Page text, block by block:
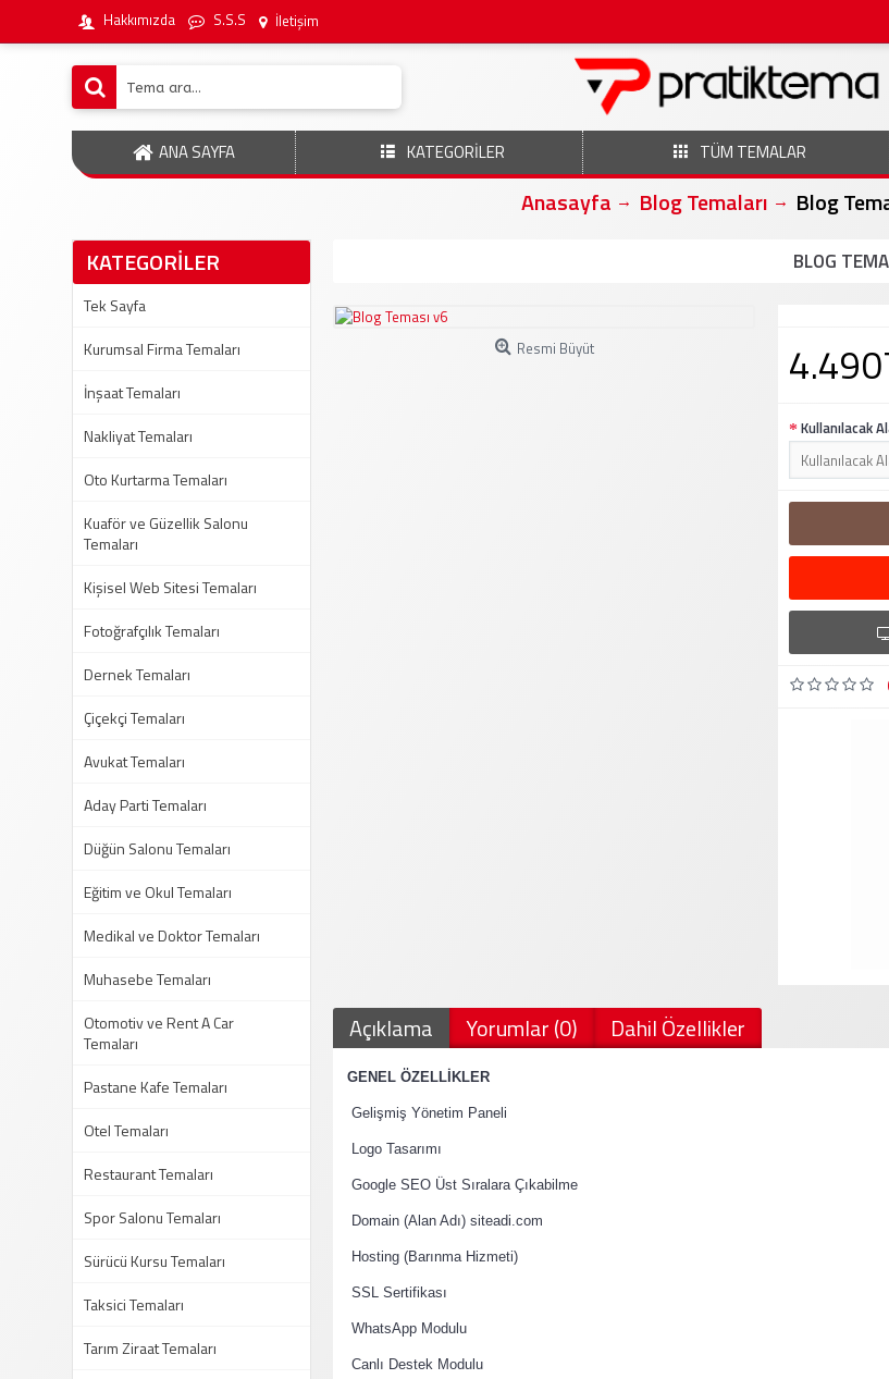
Hakkımızda S.S.S İletişim
ANA SAYFA KATEGORİLER TÜM TEMALAR
Anasayfa Blog Temaları
Blog
KATEGORİLER
Tek Sayfa
Kurumsal Firma Temaları
İnşaat Temaları
Nakliyat Temaları
Oto Kurtarma Temaları
Kuaför ve Güzellik Salonu
Temaları
Kişisel Web Sitesi Temaları
Fotoğrafçılık Temaları
Dernek Temaları
Çiçekçi Temaları
Avukat Temaları
Aday Parti Temaları
Düğün Salonu Temaları
Eğitim ve Okul Temaları
Medikal ve Doktor Temaları
Muhasebe Temaları
Otomotiv ve Rent A Car
Temaları
Pastane Kafe Temaları
Otel Temaları
Restaurant Temaları
Spor Salonu Temaları
Sürücü Kursu Temaları
Taksici Temaları
Tarım Ziraat Temaları
BLOG
Resmi Büyüt
Kullanılacak
Açıklama Yorumlar (0) Dahil Özellikler
GENEL ÖZELLİKLER
Gelişmiş Yönetim Paneli
Logo Tasarımı
Google SEO Üst Sıralara Çıkabilme
Domain (Alan Adı) siteadi.com
Hosting (Barınma Hizmeti)
SSL Sertifikası
WhatsApp Modulu
Canlı Destek Modulu